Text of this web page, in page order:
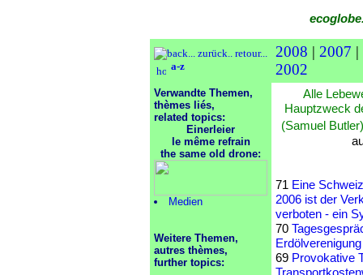
a-z
2008 | 2007 |
2002
Verwandte Themen,
thèmes liés,
related topics:
Einerleier
le même refrain
the same old drone:
Medien
Weitere Themen,
autres thèmes,
further topics:
Alle
Hauptzweck
(Samuel Butler)
71 Eine
2006 ist der
verboten - ein
70
69 Provokative